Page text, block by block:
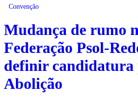
Convenção
Mudança de rumo
Federação Psol-
definir candidatura
Abolição